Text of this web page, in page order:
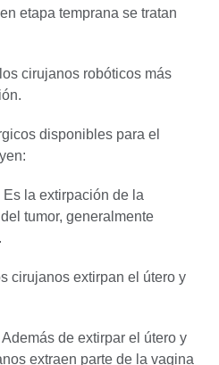
etapa temprana se tratan
cirujanos robóticos más
disponibles para el
Es la extirpación de la
tumor, generalmente
cirujanos extirpan el útero y
Además de extirpar el útero y
extraen parte de la vagina